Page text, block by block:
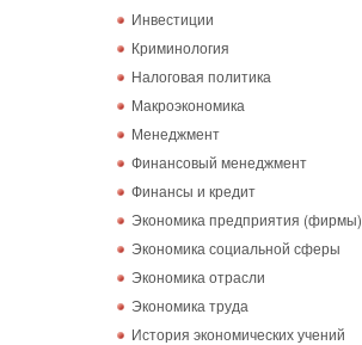
Инвестиции
Криминология
Налоговая политика
Макроэкономика
Менеджмент
Финансовый менеджмент
Финансы и кредит
Экономика предприятия (фирмы)
Экономика социальной сферы
Экономика отрасли
Экономика труда
История экономических учений